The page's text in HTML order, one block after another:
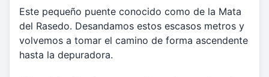
Este pequeño puente conocido como de la Mata
del Rasedo. Desandamos estos escasos metros y
volvemos a tomar el camino de forma ascendente
hasta la depuradora.